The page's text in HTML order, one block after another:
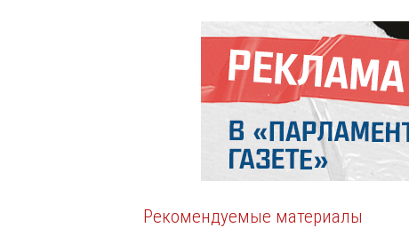
Рекомендуемые материалы